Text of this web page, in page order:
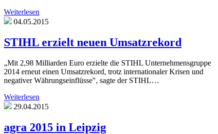
Weiterlesen
04.05.2015
STIHL erzielt neuen Umsatzrekord
„Mit 2,98 Milliarden Euro erzielte die STIHL Unternehmensgruppe
2014 erneut einen Umsatzrekord, trotz internationaler Krisen und
negativer Währungseinflüsse", sagte der STIHL…
Weiterlesen
29.04.2015
agra 2015 in Leipzig